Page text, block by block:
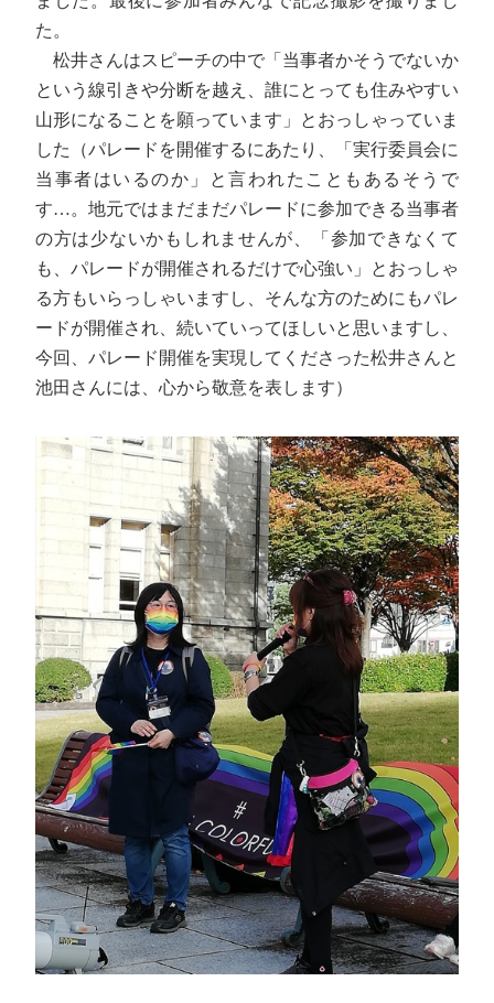
た。
松井さんはスピーチの中で「当事者かそうでないか
という線引きや分断を越え、誰にとっても住みやすい
山形になることを願っています」とおっしゃっていま
した（パレードを開催するにあたり、「実行委員会に
当事者はいるのか」と言われたこともあるそうで
す…。地元ではまだまだパレードに参加できる当事者
の方は少ないかもしれませんが、「参加できなくて
も、パレードが開催されるだけで心強い」とおっしゃ
る方もいらっしゃいますし、そんな方のためにもパレ
ードが開催され、続いていってほしいと思いますし、
今回、パレード開催を実現してくださった松井さんと
池田さんには、心から敬意を表します）